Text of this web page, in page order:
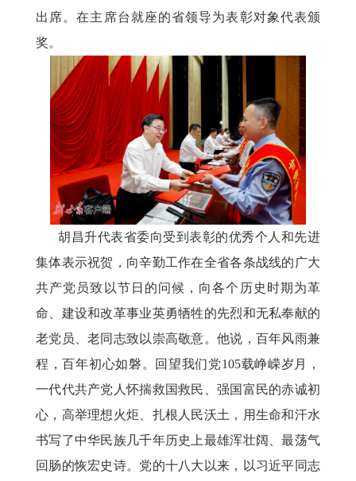
出席。在主席台就座的省领导为表彰对象代表颁
奖。
胡昌升代表省委向受到表彰的优秀个人和先进
集体表示祝贺，向辛勤工作在全省各条战线的广大
共产党员致以节日的问候，向各个历史时期为革
命、建设和改革事业英勇牺牲的先烈和无私奉献的
老党员、老同志致以崇高敬意。他说，百年风雨兼
程，百年初心如磐。回望我们党105载峥嵘岁月，
一代代共产党人怀揣救国救民、强国富民的赤诚初
心，高举理想火炬、扎根人民沃土，用生命和汗水
书写了中华民族几千年历史上最雄浑壮阔、最荡气
回肠的恢宏史诗。党的十八大以来，以习近平同志